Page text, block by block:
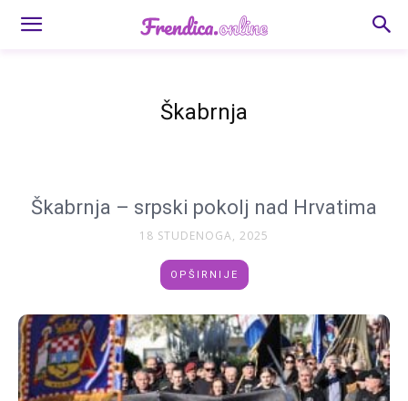
Škabrnja
Škabrnja – srpski pokolj nad Hrvatima
18 STUDENOGA, 2025
OPŠIRNIJE